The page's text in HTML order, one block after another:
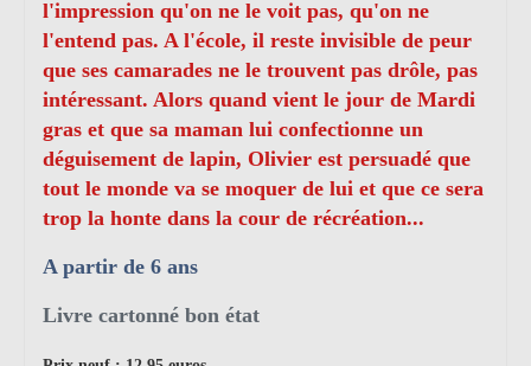
l'impression qu'on ne le voit pas, qu'on ne
l'entend pas. A l'école, il reste invisible de peur
que ses camarades ne le trouvent pas drôle, pas
intéressant. Alors quand vient le jour de Mardi
gras et que sa maman lui confectionne un
déguisement de lapin, Olivier est persuadé que
tout le monde va se moquer de lui et que ce sera
trop la honte dans la cour de récréation...
A partir de 6 ans
Livre cartonné bon état